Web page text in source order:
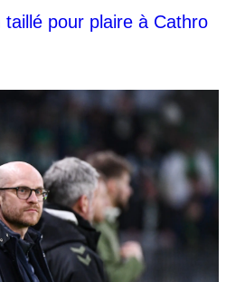
pour plaire à Cathro